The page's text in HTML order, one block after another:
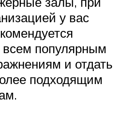
у вас
всем популярным
и отдать
подходящим